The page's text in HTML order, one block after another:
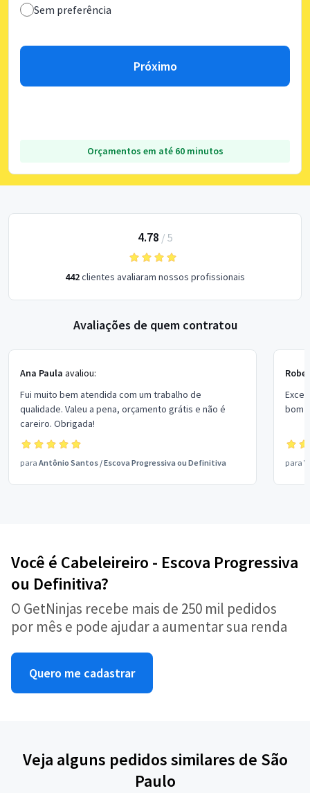
Sem preferência
Próximo
Orçamentos em até 60 minutos
4.78 / 5
442clientes avaliaram nossos profissionais
Avaliações de quem contratou
Ana Paula avaliou:
Fui muito bem atendida com um trabalho de
qualidade. Valeu a pena, orçamento grátis e não é
careiro. Obrigada!
para Antônio Santos /Escova Progressiva ou Definitiva
bom
para
Você é Cabeleireiro - Escova Progressiva
ou Definitiva?
O GetNinjas recebe mais de 250 mil pedidos
por mês e pode ajudar a aumentar sua renda
Quero me cadastrar
Veja alguns pedidos similares de São
Paulo